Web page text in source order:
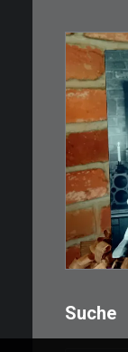
Suche